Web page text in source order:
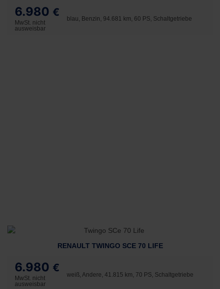
6.980 €
MwSt. nicht
ausweisbar
blau, Benzin, 94.681 km, 60 PS, Schaltgetriebe
RENAULT TWINGO SCE 70 LIFE
6.980 €
MwSt. nicht
ausweisbar
weiß, Andere, 41.815 km, 70 PS, Schaltgetriebe